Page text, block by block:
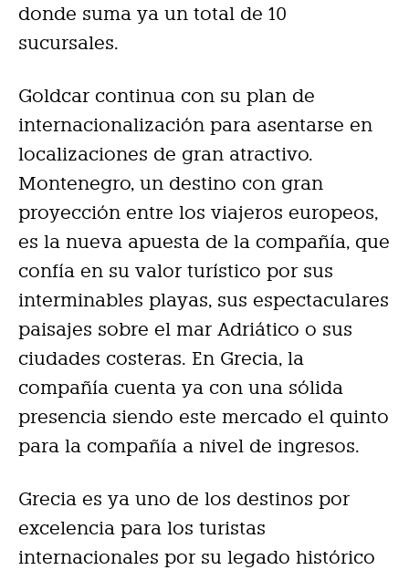
donde suma ya un total de 10
sucursales.
Goldcar continua con su plan de
internacionalización para asentarse en
localizaciones de gran atractivo.
Montenegro, un destino con gran
proyección entre los viajeros europeos,
es la nueva apuesta de la compañía, que
confía en su valor turístico por sus
interminables playas, sus espectaculares
paisajes sobre el mar Adriático o sus
ciudades costeras. En Grecia, la
compañía cuenta ya con una sólida
presencia siendo este mercado el quinto
para la compañía a nivel de ingresos.
Grecia es ya uno de los destinos por
excelencia para los turistas
internacionales por su legado histórico